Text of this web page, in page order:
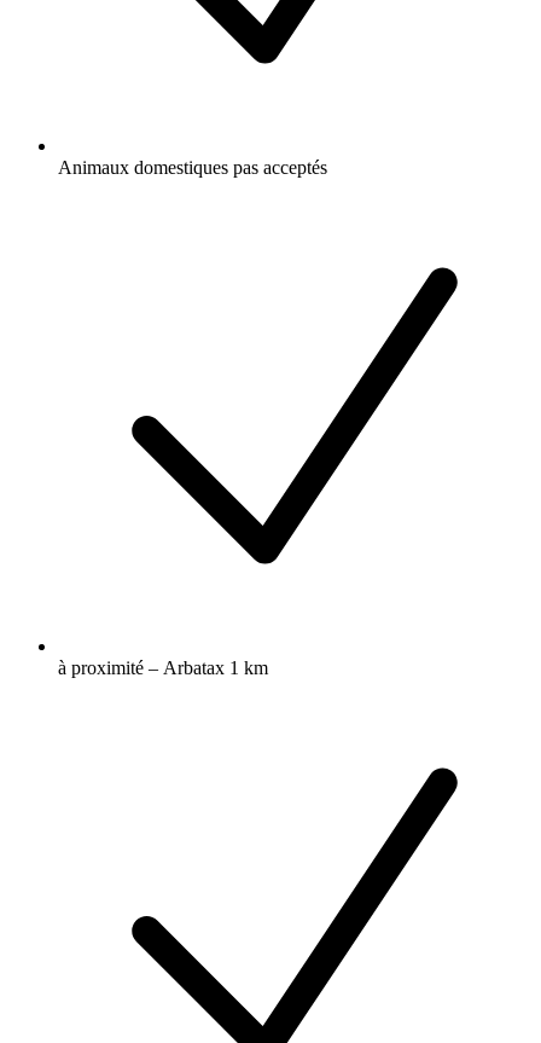
Animaux domestiques pas acceptés
à proximité – Arbatax 1 km